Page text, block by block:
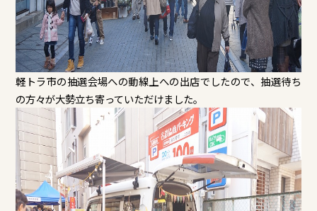
軽トラ市の抽選会場への動線上への出店でしたので、抽選待ち
の方々が大勢立ち寄っていただけました。